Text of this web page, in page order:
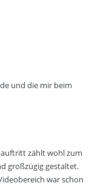
und die mir beim
zählt wohl zum
großzügig gestaltet.
war schon